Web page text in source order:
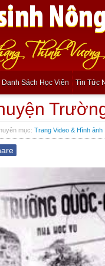
Danh Sách Học Viên Tin Tức
mục:Trang Video & Hình ảnh